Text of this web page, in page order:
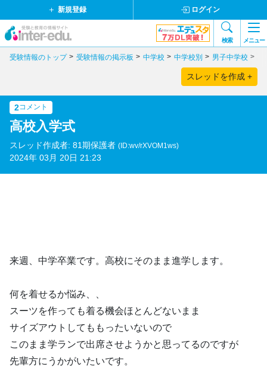
新規登録 ログイン
検索 メニュー
受験情報のトップ 受験情報の掲示板 中学校 中学校別 男子中学校
スレッドを作成 +
2コメント
高校入学式
スレッド作成者: 81期保護者 (ID:wv/rXVOM1ws)
2024年 03月 20日 21:23
来週、中学卒業です。高校にそのまま進学します。
何を着せるか悩み、、
スーツを作っても着る機会ほとんどないまま
サイズアウトしてももったいないので
このまま学ランで出席させようかと思ってるのですが
先輩方にうかがいたいです。